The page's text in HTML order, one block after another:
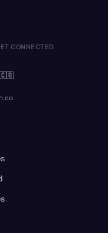
CONNECTED.
🇨🇴